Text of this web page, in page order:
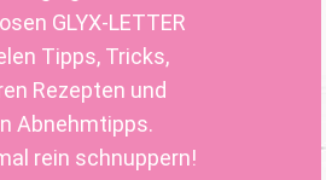
GLYX-LETTER
Tipps, Tricks,
Rezepten und
Abnehmtipps.
rein schnuppern!